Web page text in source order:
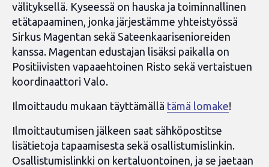
välityksellä. Kyseessä on hauska ja toiminnallinen
etätapaaminen, jonka järjestämme yhteistyössä
Sirkus Magentan sekä Sateenkaarisenioreiden
kanssa. Magentan edustajan lisäksi paikalla on
Positiivisten vapaaehtoinen Risto sekä vertaistuen
koordinaattori Valo.
Ilmoittaudu mukaan täyttämällä tämä lomake!
Ilmoittautumisen jälkeen saat sähköpostitse
lisätietoja tapaamisesta sekä osallistumislinkin.
Osallistumislinkki on kertaluontoinen, ja se jaetaan